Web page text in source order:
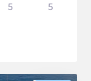
5 5